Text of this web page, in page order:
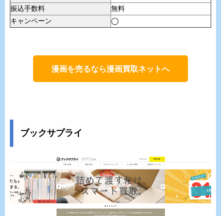
振込手数料
無料
キャンペーン
◯
漫画を売るなら漫画買取ネットへ
ブックサプライ